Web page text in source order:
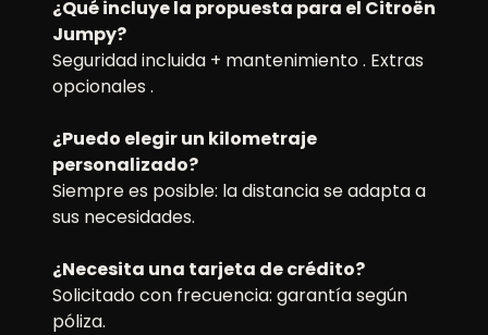
¿Qué incluye la propuesta para el Citroën
Jumpy?
Seguridad incluida + mantenimiento . Extras
opcionales .
¿Puedo elegir un kilometraje
personalizado?
Siempre es posible: la distancia se adapta a
sus necesidades.
¿Necesita una tarjeta de crédito?
Solicitado con frecuencia: garantía según
póliza.